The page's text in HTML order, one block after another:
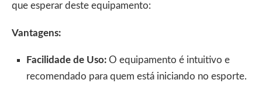
que esperar deste equipamento:
Vantagens:
Facilidade de Uso: O equipamento é intuitivo e
recomendado para quem está iniciando no esporte.